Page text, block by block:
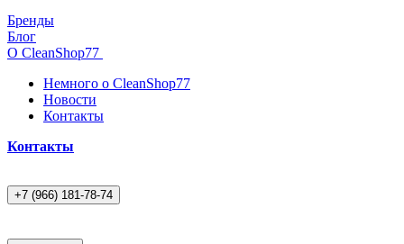
Бренды
Блог
О CleanShop77
Немного о CleanShop77
Новости
Контакты
Контакты
+7 (966) 181-78-74